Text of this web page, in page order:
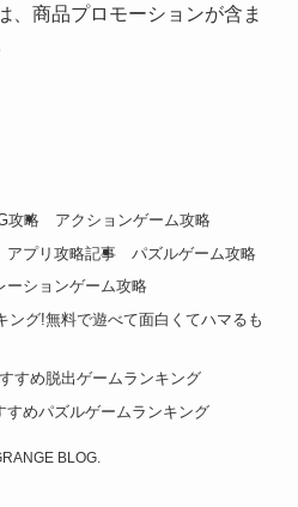
、商品プロモーションが含ま
攻略
アクションゲーム攻略
アプリ攻略記事
パズルゲーム攻略
ーションゲーム攻略
ング!無料で遊べて面白くてハマるも
すめ脱出ゲームランキング
すめパズルゲームランキング
BLOG.